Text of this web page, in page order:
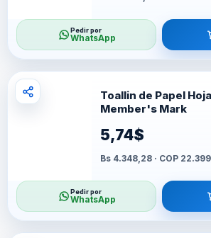
Pedir por
WhatsApp
Toallin de Papel
Member's Mark
5,74$
Bs 4.348,28 · COP
Pedir por
WhatsApp